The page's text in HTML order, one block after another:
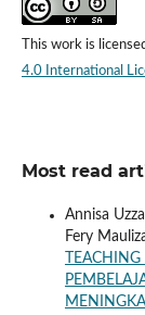
This work is
4.0 International
Most read
Annisa
Fery